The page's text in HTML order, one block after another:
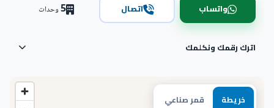
خريطة قمر صناعي
واتساب اتصال 5وحدات
اترك رقمك ونكلمك